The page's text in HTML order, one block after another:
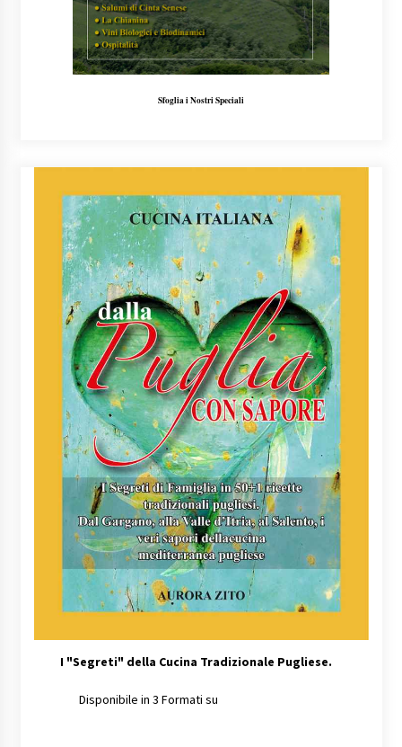
Sfoglia i Nostri Speciali
I "Segreti" della Cucina Tradizionale Pugliese.
Disponibile in 3 Formati su